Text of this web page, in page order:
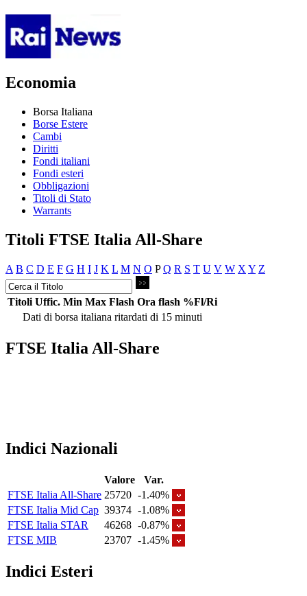
Economia
Borsa Italiana
Borse Estere
Cambi
Diritti
Fondi italiani
Fondi esteri
Obbligazioni
Titoli di Stato
Warrants
Titoli FTSE Italia All-Share
A B C D E F G H I J K L M N O PQ R S T U V W X Y Z
Titoli Uffic. Min Max Flash Ora flash %Fl/Ri
Dati di borsa italiana ritardati di 15 minuti
FTSE Italia All-Share
Indici Nazionali
Valore
Var.
FTSE Italia All-Share 25720 -1.40%
FTSE Italia Mid Cap 39374 -1.08%
FTSE Italia STAR
46268 -0.87%
FTSE MIB
23707 -1.45%
Indici Esteri